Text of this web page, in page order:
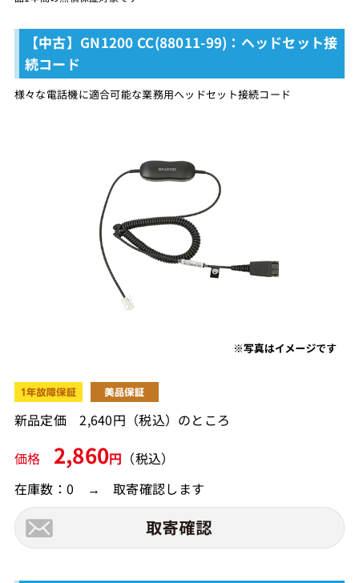
【中古】GN1200 CC(88011-99)：ヘッドセット接
続コード
様々な電話機に適合可能な業務用へッドセット接続コード
新品定価 2,640円（税込）のところ
価格 2,860円 （税込）
在庫数：0 → 取寄確認します